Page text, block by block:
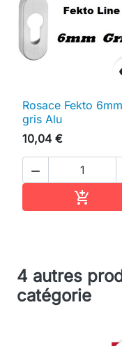
Rosace Fekto 6mm
gris Alu
10,04 €


4 autres
catégorie